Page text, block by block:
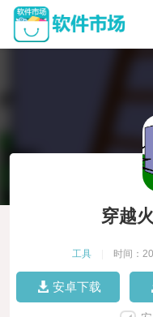
穿越
工具 时间：
安卓下载